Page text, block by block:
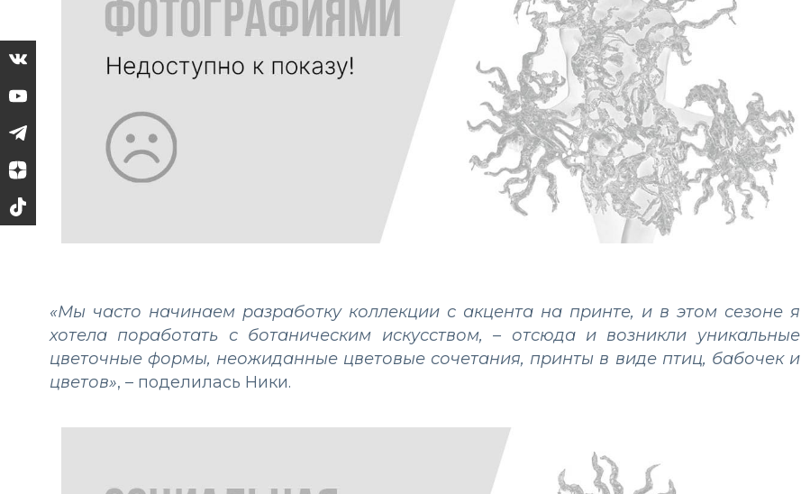
«Мы часто начинаем разработку коллекции с акцента на принте, и в этом сезоне я
хотела поработать с ботаническим искусством, – отсюда и возникли уникальные
цветочные формы, неожиданные цветовые сочетания, принты в виде птиц, бабочек и
цветов», – поделилась Ники.